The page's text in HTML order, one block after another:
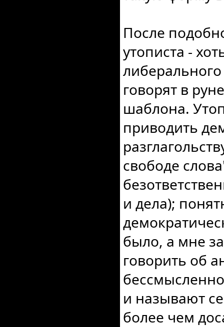
После
утописта -
говорят в
шаблона.
приводить
свободе
и дела);
было, а мне
говорить об
и называют
более чем